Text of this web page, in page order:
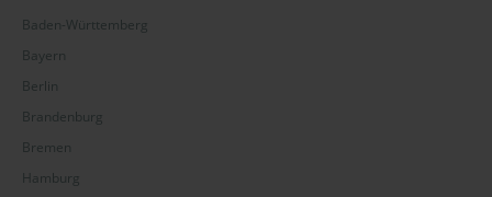
Baden-Württemberg
Bayern
Berlin
Brandenburg
Bremen
Hamburg